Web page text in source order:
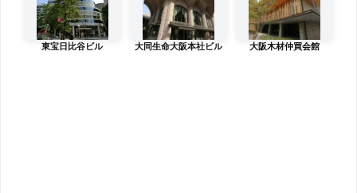
東宝日比谷ビル 大同生命大阪本社ビル 大阪木材仲買会館